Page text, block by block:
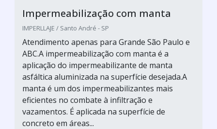
Impermeabilização com manta
IMPERLLAJE / Santo André - SP
Atendimento apenas para Grande São Paulo e
ABC.A impermeabilização com manta é a
aplicação do impermeabilizante de manta
asfáltica aluminizada na superfície desejada.A
manta é um dos impermeabilizantes mais
eficientes no combate à infiltração e
vazamentos. É aplicada na superfície de
concreto em áreas...